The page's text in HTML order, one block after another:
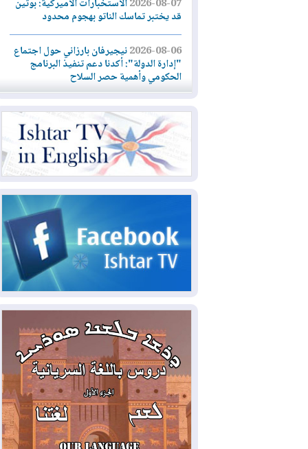
2026-08-07الاستخبارات الأميركية: بوتين
قد يختبر تماسك الناتو بهجوم محدود
2026-08-06نيجيرفان بارزاني حول اجتماع
"إدارة الدولة": أكدنا دعم تنفيذ البرنامج
الحكومي وأهمية حصر السلاح
2026-08-06ائتلاف ادارة الدولة: من
يقومون بسلوك يهدد امن البلاد خارجون عن
القانون يجب محاربتهم
2026-08-06بعد هجومين قرب باب المندب..
الأحمر
2026-08-06مئات القاصرين بلا مأوى.. أزمة
سبتة تتصاعد وتضغط على مدريد
لمدة عام.. بدء توريد 100
مليون قدم مكعب يومياً من غاز كورمور في
إقليم كوردستان إلى وزارة الكهرباء العراقية
2026-08-05
15كارثة بيئية ومناخية ترسم
ملامح أخطر التحديات التي تواجه العراق
اليوم
2026-08-05
حرائق فرنسا.. توقيف 402
شخص بينهم 156 قاصرا منذ بداية موسم
الحرائق